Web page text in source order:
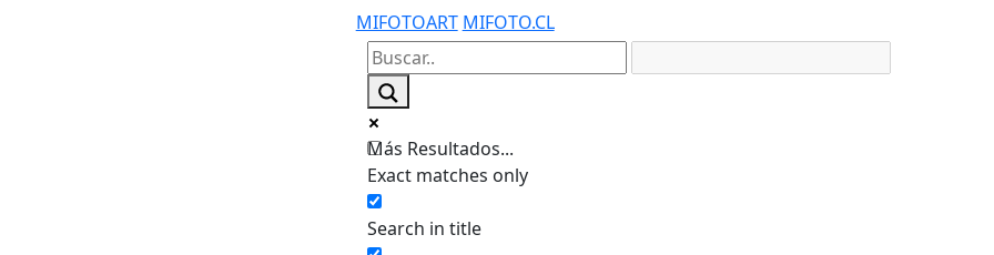
MIFOTOART MIFOTO.CL
Más Resultados...
Exact matches only
Search in title